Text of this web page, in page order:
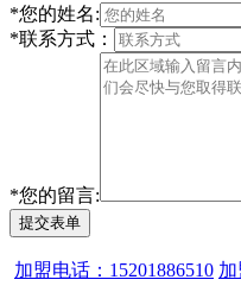
*您的姓名:
*联系方式：
*您的留言:
提交表单
加盟电话：15201886510 加